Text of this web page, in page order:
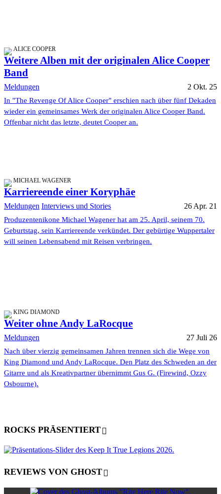
ALICE COOPER
Weitere Alben mit der originalen Alice Cooper
Band
Meldungen 2 Okt. 25
In "The Revenge Of Alice Cooper" erschien nach über fünf Dekaden
wieder ein gemeinsames Werk der originalen Alice Cooper Band.
Offenbar nicht das letzte, deutet Cooper an.
MICHAEL WAGENER
Karriereende einer Koryphäe
Meldungen Interviews und Stories 26 Apr. 21
Produzentenikone Michael Wagener hat am 25. April, seinem 70.
Geburtstag, sein Karriereende verkündet. Der gebürtige Wuppertaler
will seinen Lebensabend mit Reisen verbringen.
KING DIAMOND
Weiter ohne Andy LaRocque
Meldungen 27 Juli 26
Nach über vierzig gemeinsamen Jahren trennen sich die Wege von
King Diamond und Andy LaRocque. Den Platz des Schweden an der
Gitarre und als Kreativpartner übernimmt Gus G. (Firewind, Ozzy
Osbourne).
ROCKS PRÄSENTIERT
REVIEWS VON GHOST